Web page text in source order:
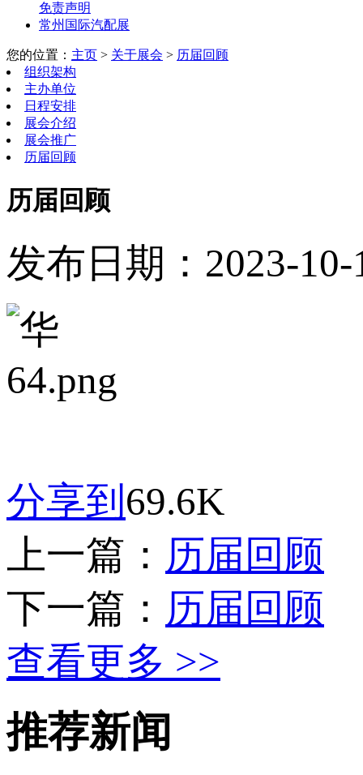
免责声明
常州国际汽配展
您的位置： 主页 > 关于展会 > 历届回顾
组织架构
主办单位
日程安排
展会介绍
展会推广
历届回顾
历届回顾
发布日期：2023-10-
分享到 69.6K
上一篇： 历届回顾
下一篇： 历届回顾
查看更多 >>
推荐新闻